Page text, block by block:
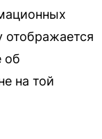
отображается
об
на той